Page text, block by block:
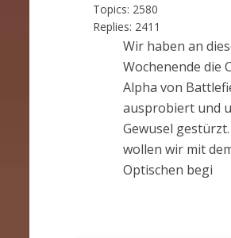
Topics: 2580
Replies: 2411
Wir haben an
Wochenende die
Alpha von
ausprobiert und
Gewusel
wollen wir mit
Optischen begi